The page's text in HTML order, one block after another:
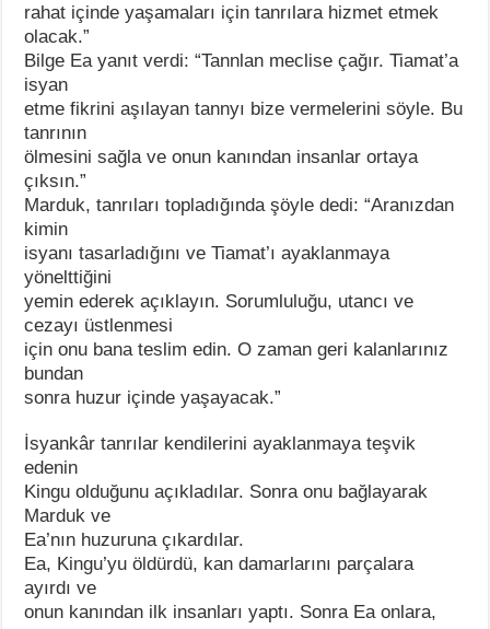
rahat içinde yaşamaları için tanrılara hizmet etmek
olacak.”
Bilge Ea yanıt verdi: “Tannlan meclise çağır. Tiamat’a
isyan
etme fikrini aşılayan tannyı bize vermelerini söyle. Bu
tanrının
ölmesini sağla ve onun kanından insanlar ortaya
çıksın.”
Marduk, tanrıları topladığında şöyle dedi: “Aranızdan
kimin
isyanı tasarladığını ve Tiamat’ı ayaklanmaya
yönelttiğini
yemin ederek açıklayın. Sorumluluğu, utancı ve
cezayı üstlenmesi
için onu bana teslim edin. O zaman geri kalanlarınız
bundan
sonra huzur içinde yaşayacak.”
İsyankâr tanrılar kendilerini ayaklanmaya teşvik
edenin
Kingu olduğunu açıkladılar. Sonra onu bağlayarak
Marduk ve
Ea’nın huzuruna çıkardılar.
Ea, Kingu’yu öldürdü, kan damarlarını parçalara
ayırdı ve
onun kanından ilk insanları yaptı. Sonra Ea onlara,